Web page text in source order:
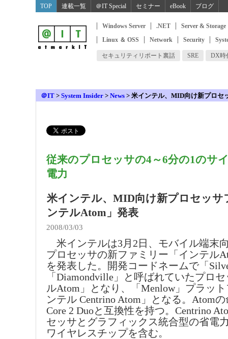
TOP 連載一覧 ＠IT Special セミナー eBook ブログ
Windows Server .NET
Server & Storage
Linux ＆ OSS
Network Security
セキュリティリポート裏話 SRE DX時
＠IT > System Insider > News > 米インテル、MID向け新プロセ
従来のプロセッサの4～6分の1のサ
電力
米インテル、MID向け新プロセッサ
ンテルAtom」発表
2008/03/03
米インテルは3月2日、モバイル端末
プロセッサの新ファミリー「インテル
を発表した。開発コードネームで「
「Diamondville」と呼ばれていたプロ
ルAtom」となり、「Menlow」プラッ
ンテル Centrino Atom」となる。Atom
Core 2 Duoと互換性を持つ。Centrino
セッサとグラフィックス統合型の省電
ワイヤレスチップを含む。